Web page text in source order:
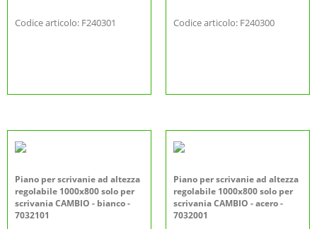
Codice articolo: F240301 Codice articolo: F240300
Piano per scrivanie ad altezza
regolabile 1000x800 solo per
scrivania CAMBIO - bianco -
7032101
Piano per scrivanie ad altezza
regolabile 1000x800 solo per
scrivania CAMBIO - acero -
7032001